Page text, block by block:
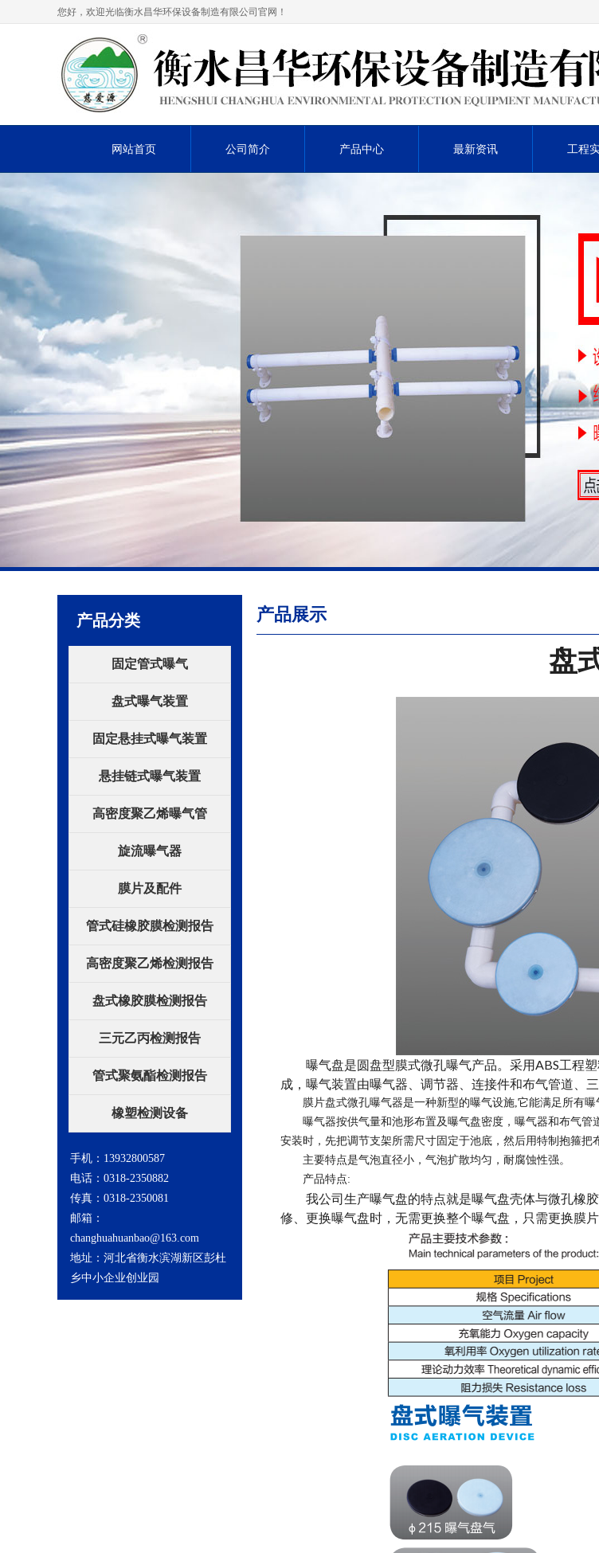
您好，欢迎光临衡水昌华环保设备制造有限公司官网！
网站首页 公司简介 产品中心 最新资讯 工程
产品分类
固定管式曝气
盘式曝气装置
固定悬挂式曝气装置
悬挂链式曝气装置
高密度聚乙烯曝气管
旋流曝气器
膜片及配件
管式硅橡胶膜检测报告
高密度聚乙烯检测报告
盘式橡胶膜检测报告
三元乙丙检测报告
管式聚氨酯检测报告
橡塑检测设备
手机：13932800587
电话：0318-2350882
传真：0318-2350081
邮箱：
changhuahuanbao@163.com
地址：河北省衡水滨湖新区彭杜
乡中小企业创业园
产品展示
盘
曝气盘是圆盘型膜式微孔曝气产品。采用ABS工程塑
成，曝气装置由曝气器、调节器、连接件和布气管道、
膜片盘式微孔曝气器是一种新型的曝气设施,它能满足所有曝
曝气器按供气量和池形布置及曝气盘密度，曝气器和布气管
安装时，先把调节支架所需尺寸固定于池底，然后用特制抱箍把
主要特点是气泡直径小，气泡扩散均匀，耐腐蚀性强。
产品特点:
我公司生产曝气盘的特点就是曝气盘壳体与微孔橡胶
修、更换曝气盘时，无需更换整个曝气盘，只需更换膜